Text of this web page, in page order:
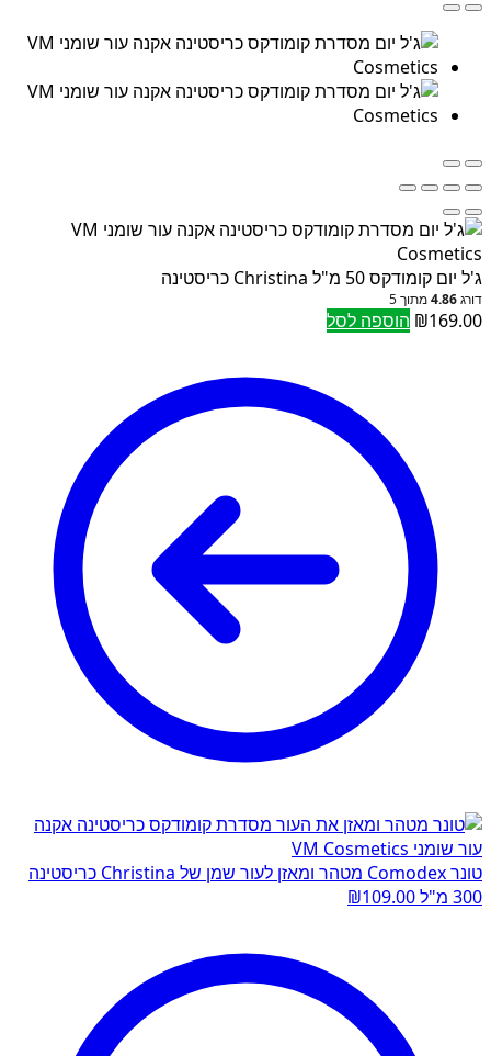
ג'ל יום קומודקס 50 מ"ל Christina כריסטינה
דורג4.86מתוך 5
₪169.00 הוספה לסל
טונר Comodex מטהר ומאזן לעור שמן של Christina כריסטינה
300 מ"ל
₪109.00